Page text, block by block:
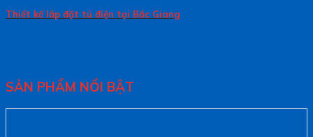
Thiết kế lắp đặt tủ điện tại Bắc Giang
SẢN PHẨM NỔI BẬT